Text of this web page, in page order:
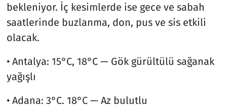
bekleniyor. İç kesimlerde ise gece ve sabah
saatlerinde buzlanma, don, pus ve sis etkili
olacak.
• Antalya: 15°C, 18°C — Gök gürültülü sağanak
yağışlı
• Adana: 3°C. 18°C — Az bulutlu